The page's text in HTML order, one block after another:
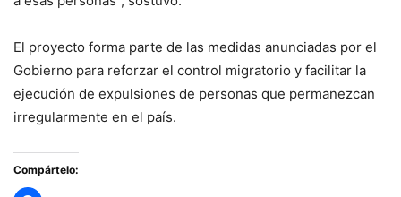
El proyecto forma parte de las medidas anunciadas por el
Gobierno para reforzar el control migratorio y facilitar la
ejecución de expulsiones de personas que permanezcan
irregularmente en el país.
Compártelo: